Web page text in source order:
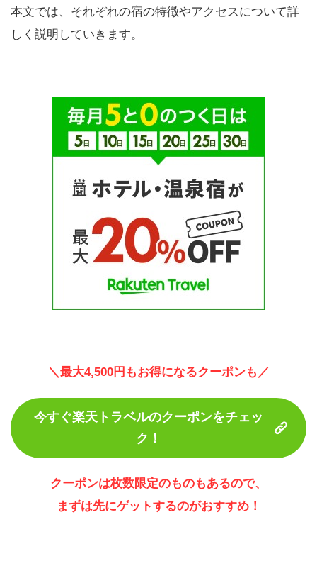
本文では、それぞれの宿の特徴やアクセスについて詳
しく説明していきます。
＼最大4,500円もお得になるクーポンも／
今すぐ楽天トラベルのクーポンをチェッ
ク！
クーポンは枚数限定のものもあるので、
まずは先にゲットするのがおすすめ！